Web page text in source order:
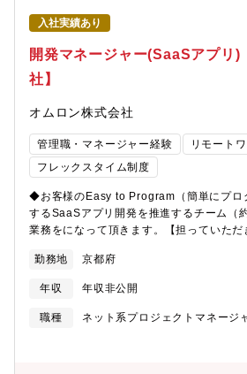
入社実績あり
開発マネージャー(SaaSアプリ)
社】
オムロン株式会社
管理職・マネージャー経験
リモート
フレックスタイム制度
◆お客様のEasy to Program（簡単にプロ
するSaaSアプリ開発を推進するチーム（
業務をになって頂きます。【担っていただ
発方針の立案と遂行・開発予算の管理、
可・15名程度のメンバのマネジメント（
事考課、高頻度な1on1を通じたメンバへ
成促進）・担当開発テーマのプロジェクト
者の高齢化、人財不足、属人化した開発に
勤務地 京都府
年収 年収非公開
職種
ネット系プロジェクトマネージ